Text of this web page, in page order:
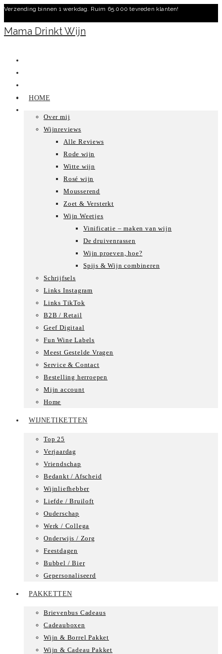
Ga
naar
inhoud
Verzending binnen 1 werkdag. Ruim 65.000 tevreden klanten!
Mama Drinkt Wijn
HOME
Over mij
Wijnreviews
Alle Reviews
Rode wijn
Witte wijn
Rosé wijn
Mousserend
Zoet & Versterkt
Wijn Weetjes
Vinificatie – maken van wijn
De druivenrassen
Wijn proeven, hoe?
Spijs & Wijn combineren
Schrijfsels
Links Instagram
Links TikTok
B2B / Retail
Geef Digitaal
Fun Wine Labels
Meest Gestelde Vragen
Service & Contact
Bestelling herroepen
Mijn account
Home
WIJNETIKETTEN
Top 25
Verjaardag
Vriendschap
Bedankt / Afscheid
Wijnliefhebber
Liefde / Bruiloft
Ouderschap
Werk / Collega
Onderwijs / Zorg
Feestdagen
Bubbel / Bier
Gepersonaliseerd
PAKKETTEN
Brievenbus Cadeaus
Cadeauboxen
Wijn & Borrel Pakket
Wijn & Cadeau Pakket